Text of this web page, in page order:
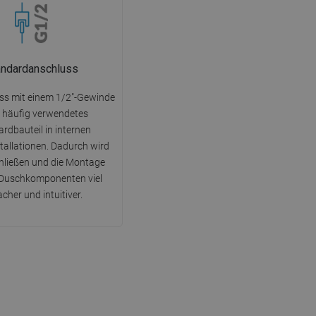
mit einem 1/2"-Gewinde
häufig verwendetes
in internen
Dadurch wird
und die Montage
viel
und intuitiver.